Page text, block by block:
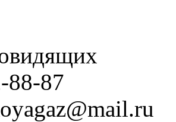
88-87